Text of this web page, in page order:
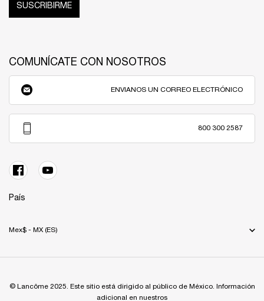
SUSCRIBIRME
COMUNÍCATE CON NOSOTROS
ENVIANOS UN CORREO ELECTRÓNICO
800 300 2587
País
Mex$ - MX (ES)
© Lancôme 2025. Este sitio está dirigido al público de México. Información
adicional en nuestros